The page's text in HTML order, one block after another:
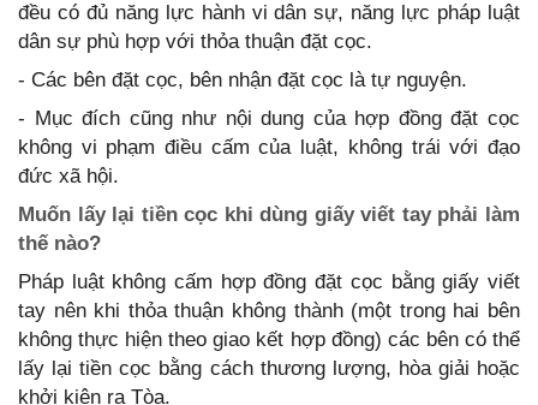
đều có đủ năng lực hành vi dân sự, năng lực pháp luật
dân sự phù hợp với thỏa thuận đặt cọc.
- Các bên đặt cọc, bên nhận đặt cọc là tự nguyện.
- Mục đích cũng như nội dung của hợp đồng đặt cọc
không vi phạm điều cấm của luật, không trái với đạo
đức xã hội.
Muốn lấy lại tiền cọc khi dùng giấy viết tay phải làm
thế nào?
Pháp luật không cấm hợp đồng đặt cọc bằng giấy viết
tay nên khi thỏa thuận không thành (một trong hai bên
không thực hiện theo giao kết hợp đồng) các bên có thể
lấy lại tiền cọc bằng cách thương lượng, hòa giải hoặc
khởi kiện ra Tòa.